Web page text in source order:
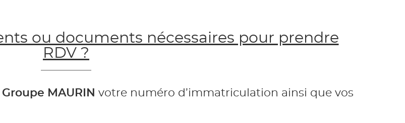
ou documents nécessaires pour prendre
RDV ?
Groupe MAURIN votre numéro d’immatriculation ainsi que vos